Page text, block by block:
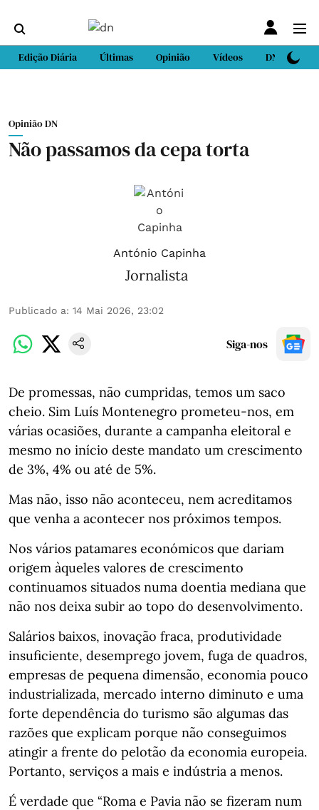
Edição Diária Últimas Opinião Vídeos DN Sport
Opinião DN
Não passamos da cepa torta
António Capinha
Jornalista
Publicado a: 14 Mai 2026, 23:02
Siga-nos
De promessas, não cumpridas, temos um saco
cheio. Sim Luís Montenegro prometeu-nos, em
várias ocasiões, durante a campanha eleitoral e
mesmo no início deste mandato um crescimento
de 3%, 4% ou até de 5%.
Mas não, isso não aconteceu, nem acreditamos
que venha a acontecer nos próximos tempos.
Nos vários patamares económicos que dariam
origem àqueles valores de crescimento
continuamos situados numa doentia mediana que
não nos deixa subir ao topo do desenvolvimento.
Salários baixos, inovação fraca, produtividade
insuficiente, desemprego jovem, fuga de quadros,
empresas de pequena dimensão, economia pouco
industrializada, mercado interno diminuto e uma
forte dependência do turismo são algumas das
razões que explicam porque não conseguimos
atingir a frente do pelotão da economia europeia.
Portanto, serviços a mais e indústria a menos.
É verdade que “Roma e Pavia não se fizeram num